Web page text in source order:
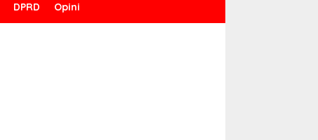
DPRD Opini